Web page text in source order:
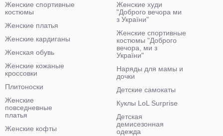
Женские спортивные
костюмы
Женские платья
Женские кардиганы
Женская обувь
Женские кожаные
кроссовки
Плитоноски
Женские
повседневные
платья
Женские кофты
Женские худи
"Доброго вечора ми
з України"
Женские спортивные
костюмы "Доброго
вечора, ми з
України"
Наряды для мамы и
дочки
Детские самокаты
Куклы LoL Surprise
Детская
демисезонная
одежда